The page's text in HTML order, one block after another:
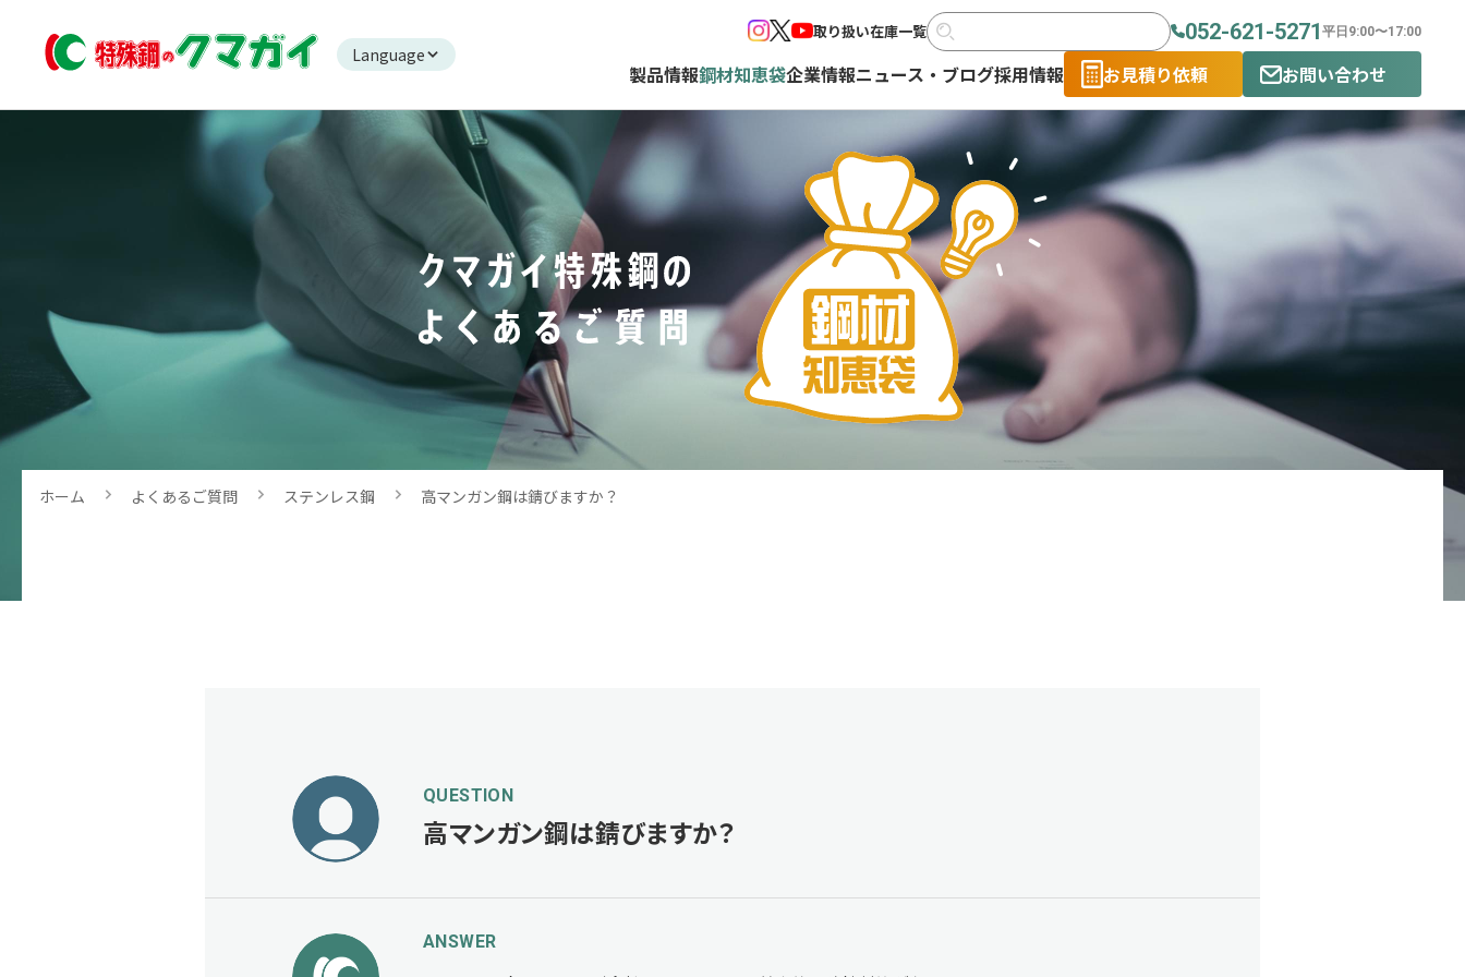
Language
製品情報鋼材知恵袋企業情報ニュース・ブログ採用情報 お見積り依頼 お問い合わせ
取り扱い在庫一覧 052-621-5271 平日9:00〜17:00
ホーム よくあるご質問 ステンレス鋼 高マンガン鋼は錆びますか？
QUESTION
高マンガン鋼は錆びますか？
ANSWER